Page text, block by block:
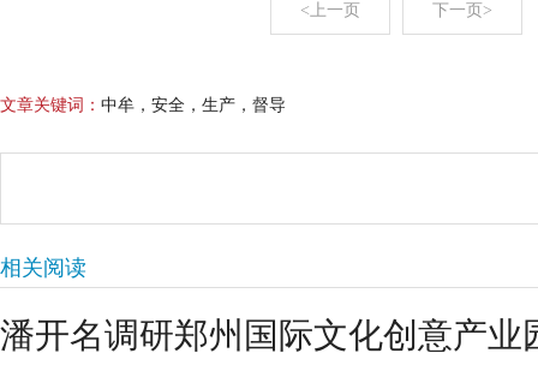
<上一页 下一页>
文章关键词： 中牟，安全，生产，督导
相关阅读
潘开名调研郑州国际文化创意产业